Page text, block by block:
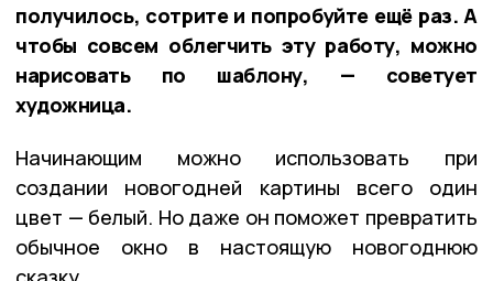
получилось, сотрите и попробуйте ещё раз. А
чтобы совсем облегчить эту работу, можно
нарисовать по шаблону, — советует
художница.
Начинающим можно использовать при
создании новогодней картины всего один
цвет — белый. Но даже он поможет превратить
обычное окно в настоящую новогоднюю